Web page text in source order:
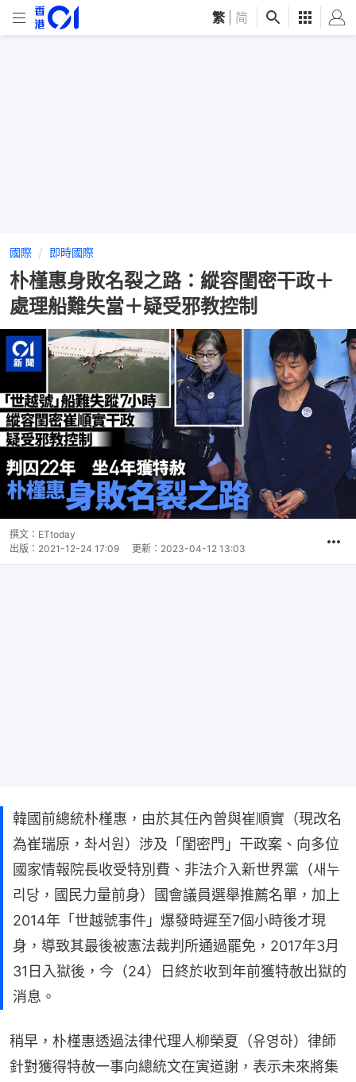
繁 简
國際 即時國際
朴槿惠身敗名裂之路：縱容閨密干政＋
處理船難失當＋疑受邪教控制
撰文： ETtoday
出版： 2021-12-24 17:09 更新： 2023-04-12 13:03
韓國前總統朴槿惠，由於其任內曾與崔順實（現改名
為崔瑞原，촤서원）涉及「閨密門」干政案、向多位
國家情報院長收受特別費、非法介入新世界黨（새누
리당，國民力量前身）國會議員選舉推薦名單，加上
2014年「世越號事件」爆發時遲至7個小時後才現
身，導致其最後被憲法裁判所通過罷免，2017年3月
31日入獄後，今（24）日終於收到年前獲特赦出獄的
消息。
稍早，朴槿惠透過法律代理人柳榮夏（유영하）律師
針對獲得特赦一事向總統文在寅道謝，表示未來將集